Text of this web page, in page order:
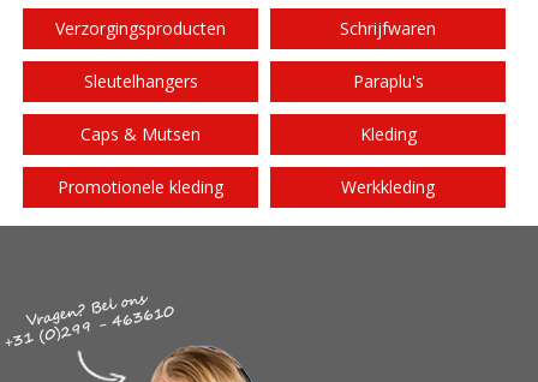
Verzorgingsproducten Schrijfwaren
Sleutelhangers Paraplu's
Caps & Mutsen Kleding
Promotionele kleding Werkkleding